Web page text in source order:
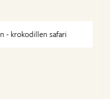
- krokodillen safari